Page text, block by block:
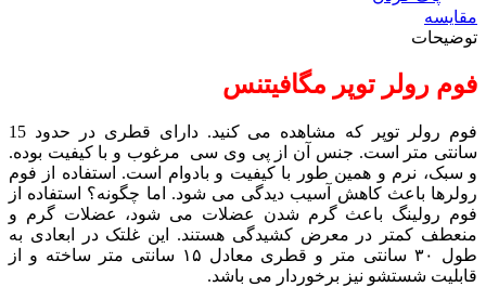
مقایسه
توضیحات
فوم رولر توپر مگافیتنس
فوم رولر توپر که مشاهده می کنید. دارای قطری در حدود 15
سانتی متر است. جنس آن از پی وی سی مرغوب و با کیفیت بوده.
و سبک، نرم و همین طور با کیفیت و بادوام است. استفاده از فوم
رولرها باعث کاهش آسیب دیدگی می شود. اما چگونه؟ استفاده از
فوم رولینگ باعث گرم شدن عضلات می شود، عضلات گرم و
منعطف کمتر در معرض کشیدگی هستند. این غلتک در ابعادی به
طول ۳۰ سانتی متر و قطری معادل ۱۵ سانتی متر ساخته و از
قابلیت شستشو نیز برخوردار می باشد.